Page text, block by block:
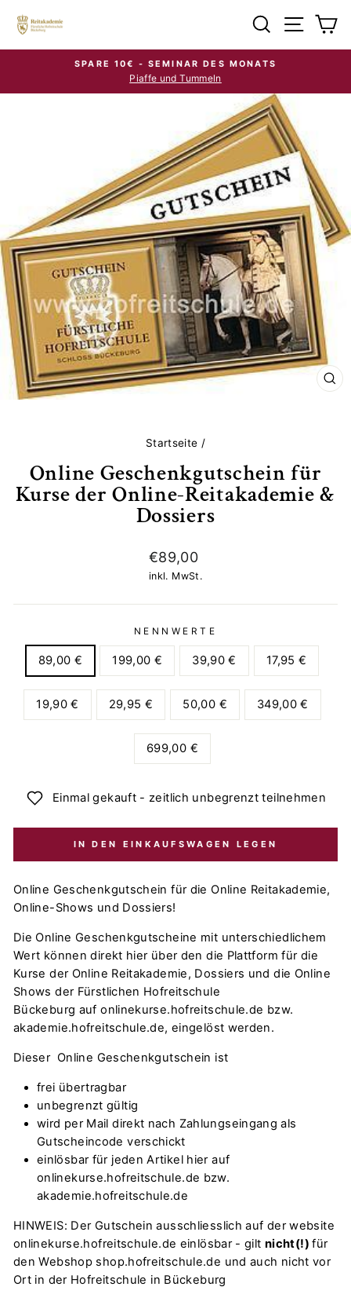
zum
Suche
Pause
SPARE 10€ - SEMINAR DES MONATS
Piaffe und Tummeln
Startseite /
Online Geschenkgutschein für
Kurse der Online-Reitakademie &
Dossiers
Normaler
Preis
€89,00
inkl. MwSt.
NENNWERTE
89,00 € 199,00 € 39,90 € 17,95 €
19,90 € 29,95 € 50,00 € 349,00 €
699,00 €
Einmal gekauft - zeitlich unbegrenzt teilnehmen
IN DEN EINKAUFSWAGEN LEGEN
Online Geschenkgutschein für die Online Reitakademie,
Online-Shows und Dossiers!
Die Online Geschenkgutscheine mit unterschiedlichem
Wert können direkt hier über den die Plattform für die
Kurse der Online Reitakademie, Dossiers und die Online
Shows der Fürstlichen Hofreitschule
Bückeburg aufonlinekurse.hofreitschule.de bzw.
akademie.hofreitschule.de, eingelöst werden.
Dieser Online Geschenkgutschein ist
frei übertragbar
unbegrenzt gültig
wird per Mail direkt nach Zahlungseingang als
Gutscheincode verschickt
einlösbar für jeden Artikel hier auf
onlinekurse.hofreitschule.de bzw.
akademie.hofreitschule.de
HINWEIS: Der Gutschein ausschliesslich auf der website
onlinekurse.hofreitschule.de einlösbar - gilt nicht(!)für
den Webshop shop.hofreitschule.de und auch nicht vor
Ort in der Hofreitschule in Bückeburg